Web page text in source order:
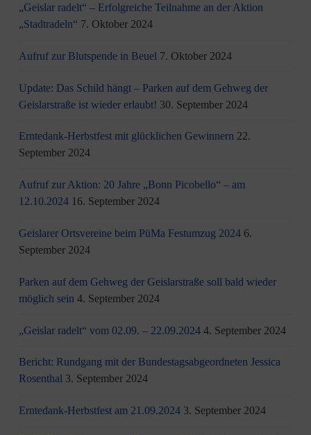
„Geislar radelt“ – Erfolgreiche Teilnahme an der Aktion
„Stadtradeln“ 7. Oktober 2024
Aufruf zur Blutspende in Beuel 7. Oktober 2024
Update: Das Schild hängt – Parken auf dem Gehweg der
Geislarstraße ist wieder erlaubt! 30. September 2024
Erntedank-Herbstfest mit glücklichen Gewinnern 22.
September 2024
Aufruf zur Aktion: 20 Jahre „Bonn Picobello“ – am
12.10.2024 16. September 2024
Geislarer Ortsvereine beim PüMa Festumzug 2024 6.
September 2024
Parken auf dem Gehweg der Geislarstraße soll bald wieder
möglich sein 4. September 2024
„Geislar radelt“ vom 02.09. – 22.09.2024 4. September 2024
Bericht: Rundgang mit der Bundestagsabgeordneten Jessica
Rosenthal 3. September 2024
Erntedank-Herbstfest am 21.09.2024 3. September 2024